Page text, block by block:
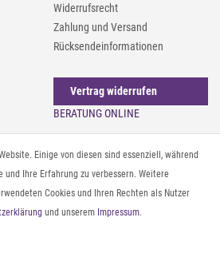
Widerrufsrecht
Zahlung und Versand
Rücksendeinformationen
Vertrag widerrufen
BERATUNG ONLINE
Gürtel messen & kürzen
Sonnenbrillen & UV-Schutz
Textilpflege
Textil- und Material-Guide
Geldbörse richtig organisieren
Einige von diesen sind essenziell, während
und Ihre Erfahrung zu verbessern. Weitere
Cookies und Ihren Rechten als Nutzer
und unserem Impressum.